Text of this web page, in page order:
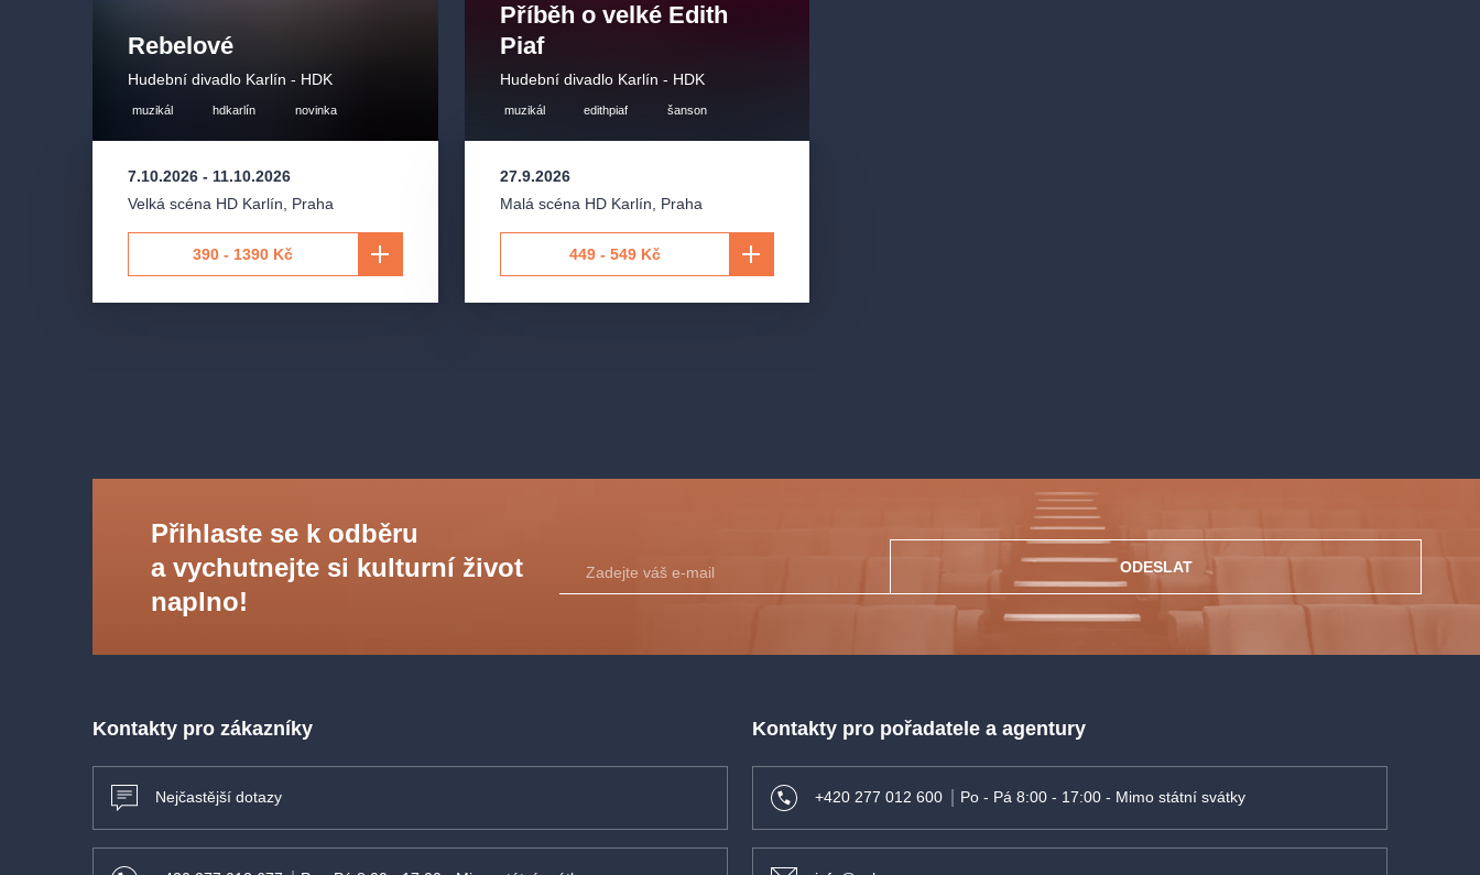
Rebelové
Hudební divadlo Karlín - HDK
muzikál hdkarlín novinka
7.10.2026 - 11.10.2026
Velká scéna HD Karlín
Praha
390 - 1390 Kč
Příběh o velké Edith
Piaf
Hudební divadlo Karlín - HDK
muzikál edithpiaf šanson
27.9.2026
Malá scéna HD Karlín
Praha
449 - 549 Kč
Přihlaste se k odběru
a vychutnejte si kulturní život
naplno!
ODESLAT
Kontakty pro zákazníky
Nejčastější dotazy
Kontakty pro pořadatele a agentury
+420 277 012 600 Po - Pá 8:00 - 17:00 - Mimo státní svátky